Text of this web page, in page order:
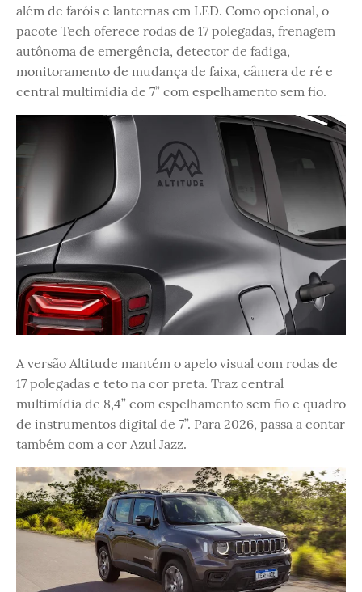
além de faróis e lanternas em LED. Como opcional, o
pacote Tech oferece rodas de 17 polegadas, frenagem
autônoma de emergência, detector de fadiga,
monitoramento de mudança de faixa, câmera de ré e
central multimídia de 7” com espelhamento sem fio.
A versão Altitude mantém o apelo visual com rodas de
17 polegadas e teto na cor preta. Traz central
multimídia de 8,4” com espelhamento sem fio e quadro
de instrumentos digital de 7”. Para 2026, passa a contar
também com a cor Azul Jazz.